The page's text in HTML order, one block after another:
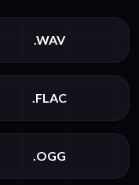
.WAV
.FLAC
.OGG